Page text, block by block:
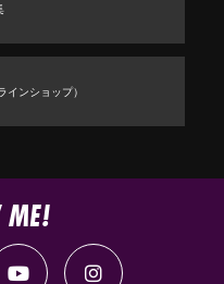
インショップ）
ME!